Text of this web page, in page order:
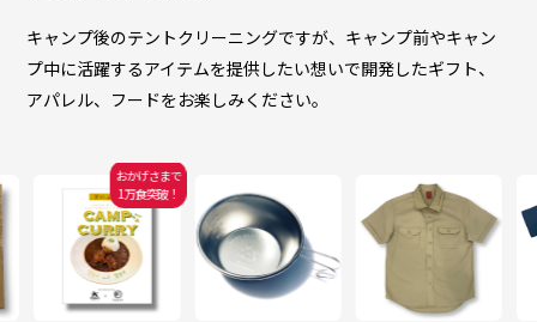
キャンプ後のテントクリーニングですが、キャンプ前やキャン
プ中に活躍するアイテムを提供したい想いで開発したギフト、
アパレル、フードをお楽しみください。
おかげさまで
1万食突破！